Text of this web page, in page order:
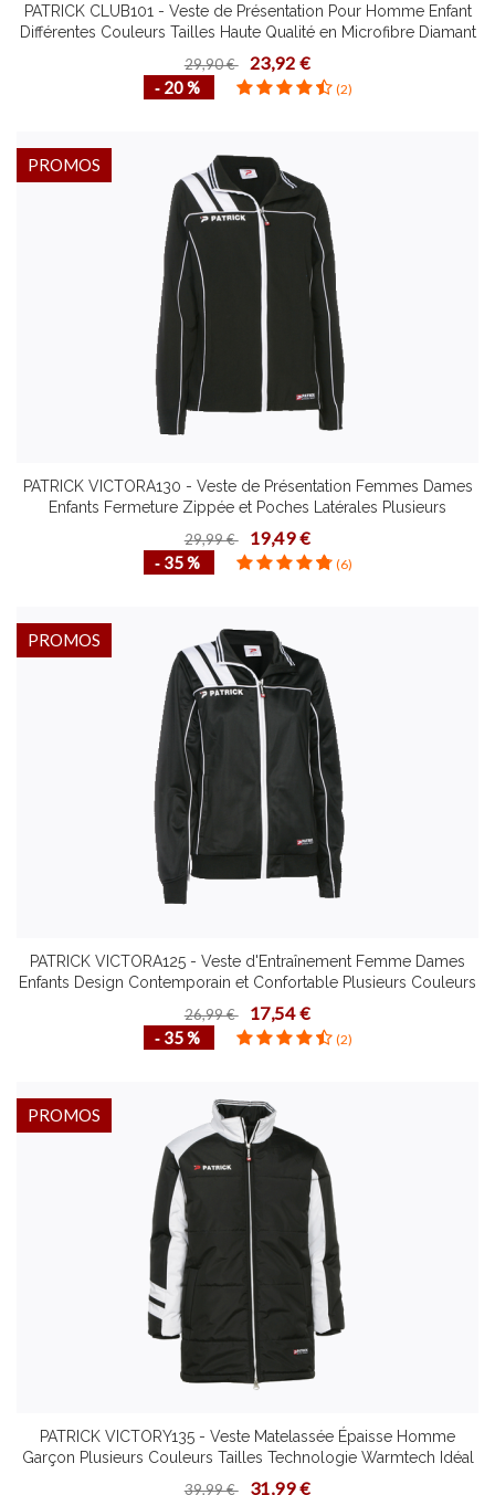
PATRICK CLUB101 - Veste de Présentation Pour Homme Enfant
Différentes Couleurs Tailles Haute Qualité en Microfibre Diamant
29,90 €
23,92 €
‐ 20 % (2)
PATRICK VICTORA130 - Veste de Présentation Femmes Dames
Enfants Fermeture Zippée et Poches Latérales Plusieurs
Couleurs Tailles
29,99 € 19,49 €
‐ 35 % (6)
PROMOS
PATRICK VICTORA125 - Veste d'Entraînement Femme Dames
Enfants Design Contemporain et Confortable Plusieurs Couleurs
Tailles
26,99 € 17,54 €
‐ 35 % (2)
PROMOS
PATRICK VICTORY135 - Veste Matelassée Épaisse Homme
Garçon Plusieurs Couleurs Tailles Technologie Warmtech Idéal
pour Hiver
39,99 € 31,99 €
PROMOS